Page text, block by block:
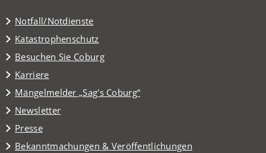
Notfall/Notdienste
Katastrophenschutz
Besuchen Sie Coburg
(Öffnet
in
einem
neuen
Tab)
Karriere
Mängelmelder „Sag's Coburg“
(Öffnet
in
einem
neuen
Tab)
Newsletter
Presse
Bekanntmachungen & Veröffentlichungen